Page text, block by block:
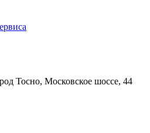
Тосно, Московское шоссе, 44